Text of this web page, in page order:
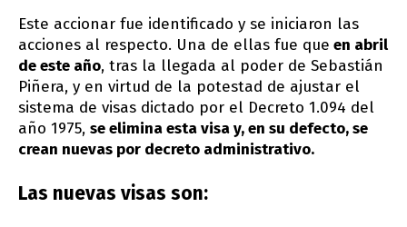
Este accionar fue identificado y se iniciaron las
acciones al respecto. Una de ellas fue que en abril
de este año, tras la llegada al poder de Sebastián
Piñera, y en virtud de la potestad de ajustar el
sistema de visas dictado por el Decreto 1.094 del
año 1975, se elimina esta visa y, en su defecto, se
crean nuevas por decreto administrativo.
Las nuevas visas son: